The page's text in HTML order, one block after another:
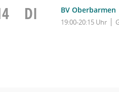
DI BV Oberbarmen
19:00-20:15 Uhr